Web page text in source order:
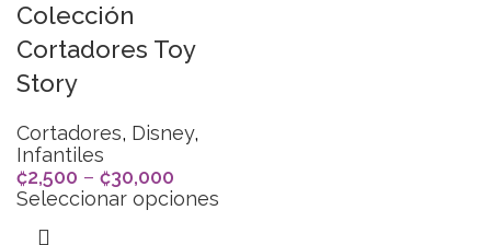
Colección
Cortadores Toy
Story
Cortadores, Disney,
Infantiles
₡2,500 – ₡30,000
Seleccionar opciones